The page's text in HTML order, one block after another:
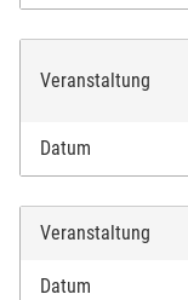
Veranstaltung
Datum
Veranstaltung
Datum